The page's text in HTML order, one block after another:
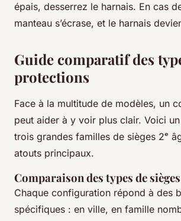
épais, desserrez le harnais. En cas
manteau s’écrase, et le harnais
Guide comparatif des
protections
Face à la multitude de modèles, un
peut aider à y voir plus clair. Voici
trois grandes familles de sièges 2ᵉ
atouts principaux.
Comparaison des types de sièges
Chaque configuration répond à des
spécifiques : en ville, en famille